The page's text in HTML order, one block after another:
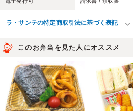
ラ・サンテの特定商取引法に基づく表記
このお弁当を見た人にオススメ